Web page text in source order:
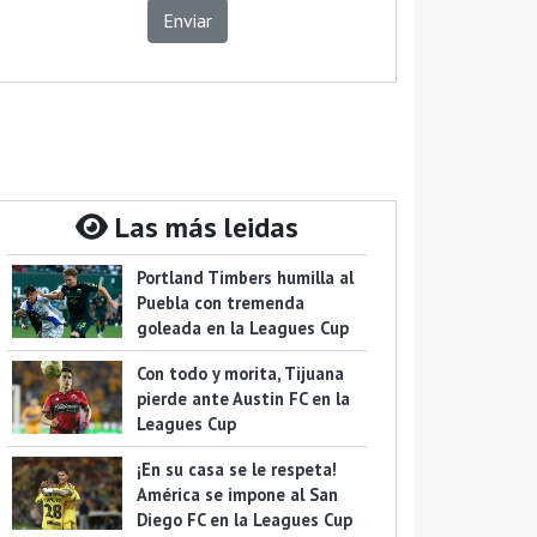
Enviar
Las más leidas
Portland Timbers humilla al
Puebla con tremenda
goleada en la Leagues Cup
Con todo y morita, Tijuana
pierde ante Austin FC en la
Leagues Cup
¡En su casa se le respeta!
América se impone al San
Diego FC en la Leagues Cup